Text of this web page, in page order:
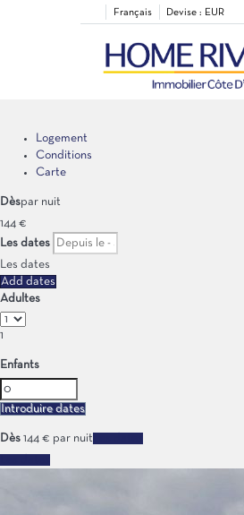
Français Devise : EUR
Logement
Conditions
Carte
Dèspar nuit
144 €
Les dates
Les dates
Add dates
Adultes
1
Enfants
Introduire dates
Dès 144 € par nuit